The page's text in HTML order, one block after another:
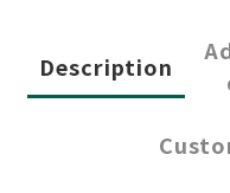
Description